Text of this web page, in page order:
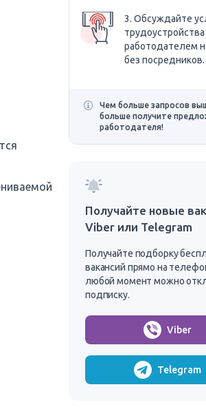
3. Обсуждайте
трудоустройства
работодателем
без посредников.
Чем больше запросов
больше получите
работодателя!
Получайте новые
Viber или Telegram
Получайте подборку
вакансий прямо на
любой момент можно
подписку.
Viber
Telegram